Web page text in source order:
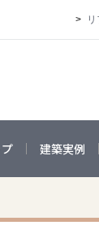
建築実例